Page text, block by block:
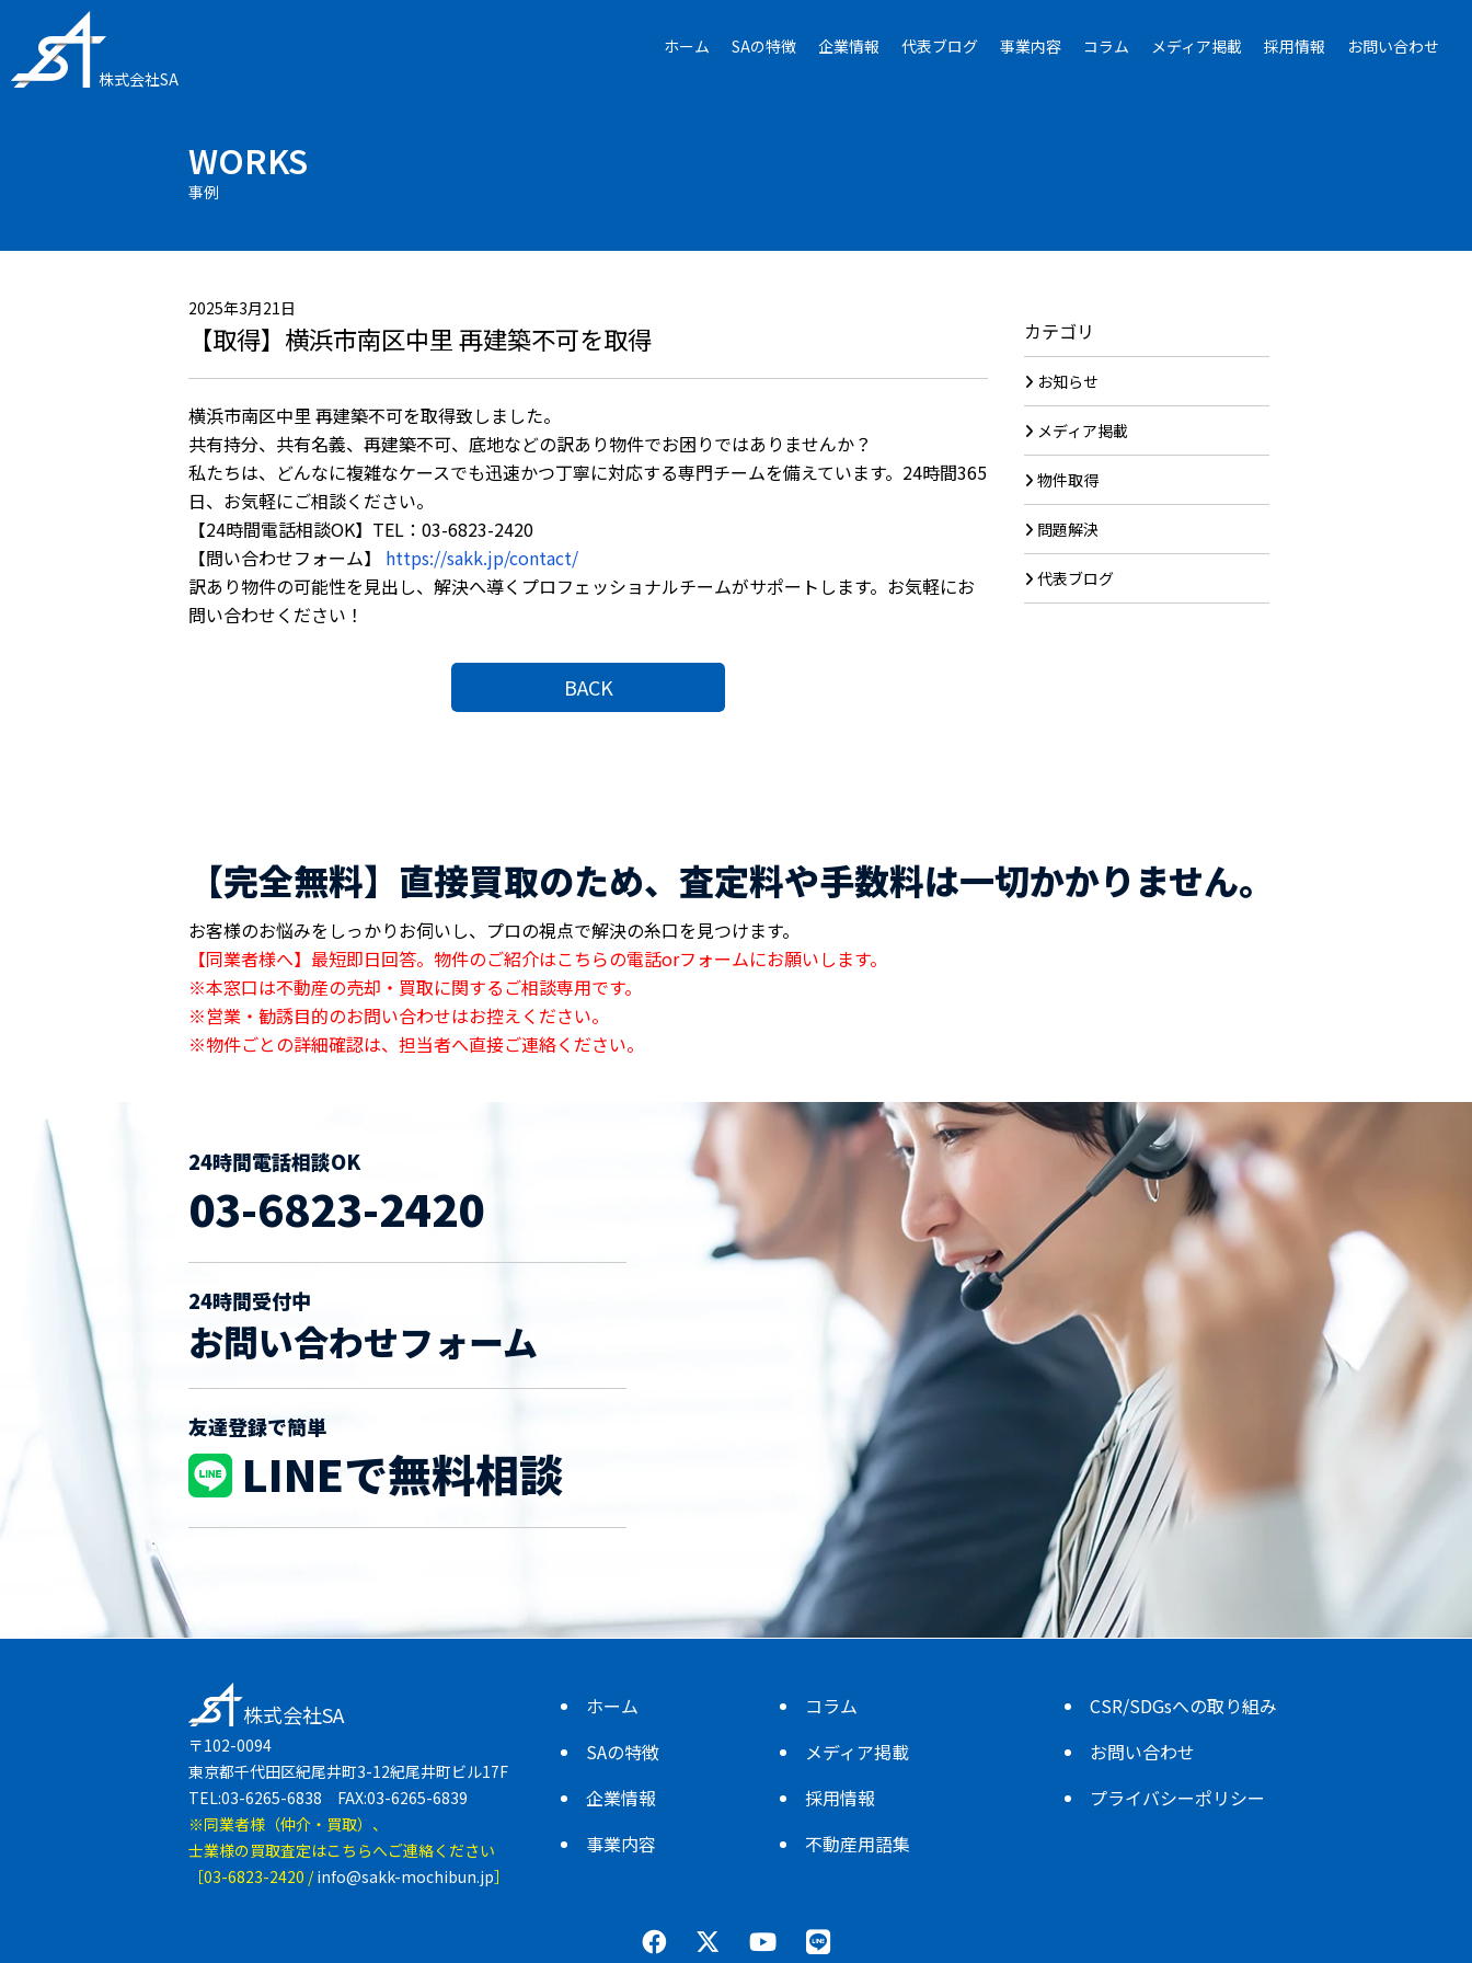
株式会社SA
ホーム SAの特徴 企業情報 代表ブログ 事業内容 コラム メディア掲載 採用情報 お問い合わせ
WORKS
事例
2025年3月21日
【取得】横浜市南区中里 再建築不可を取得
横浜市南区中里 再建築不可を取得致しました。
共有持分、共有名義、再建築不可、底地などの訳あり物件でお困りではありませんか？
私たちは、どんなに複雑なケースでも迅速かつ丁寧に対応する専門チームを備えています。24時間365
日、お気軽にご相談ください。
【24時間電話相談OK】TEL：03-6823-2420
【問い合わせフォーム】 https://sakk.jp/contact/
訳あり物件の可能性を見出し、解決へ導くプロフェッショナルチームがサポートします。お気軽にお
問い合わせください！
BACK
カテゴリ
お知らせ
メディア掲載
物件取得
問題解決
代表ブログ
【完全無料】直接買取のため、査定料や手数料は一切かかりません。
お客様のお悩みをしっかりお伺いし、プロの視点で解決の糸口を見つけます。
【同業者様へ】最短即日回答。物件のご紹介はこちらの電話orフォームにお願いします。
※本窓口は不動産の売却・買取に関するご相談専用です。
※営業・勧誘目的のお問い合わせはお控えください。
※物件ごとの詳細確認は、担当者へ直接ご連絡ください。
24時間電話相談OK
03-6823-2420
24時間受付中
お問い合わせフォーム
友達登録で簡単
LINEで無料相談
株式会社SA
〒102-0094
東京都千代田区紀尾井町3-12紀尾井町ビル17F
TEL:03-6265-6838 FAX:03-6265-6839
※同業者様（仲介・買取）、
士業様の買取査定はこちらへご連絡ください
［03-6823-2420 /info@sakk-mochibun.jp］
ホーム
SAの特徴
企業情報
事業内容
コラム
メディア掲載
採用情報
不動産用語集
CSR/SDGsへの取り組み
お問い合わせ
プライバシーポリシー